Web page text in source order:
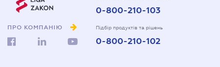
ПРО КОМПАНІЮ
0-800-210-103
Підбір продуктів та рішень
0-800-210-102